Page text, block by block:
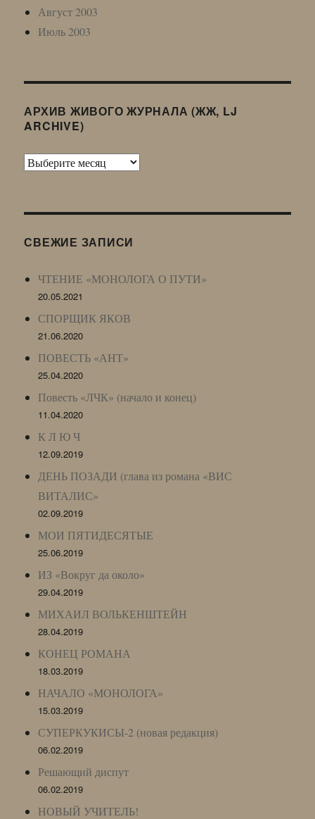
Август 2003
Июль 2003
АРХИВ ЖИВОГО ЖУРНАЛА (ЖЖ, LJ
ARCHIVE)
Архив
LJ
СВЕЖИЕ ЗАПИСИ
ЧТЕНИЕ «МОНОЛОГА О ПУТИ»
20.05.2021
СПОРЩИК ЯКОВ
21.06.2020
ПОВЕСТЬ «АНТ»
25.04.2020
Повесть «ЛЧК» (начало и конец)
11.04.2020
К Л Ю Ч
12.09.2019
ДЕНЬ ПОЗАДИ (глава из романа «ВИС
ВИТАЛИС»
02.09.2019
МОИ ПЯТИДЕСЯТЫЕ
25.06.2019
ИЗ «Вокруг да около»
29.04.2019
МИХАИЛ ВОЛЬКЕНШТЕЙН
28.04.2019
КОНЕЦ РОМАНА
18.03.2019
НАЧАЛО «МОНОЛОГА»
15.03.2019
СУПЕРКУКИСЫ-2 (новая редакция)
06.02.2019
Решающий диспут
06.02.2019
НОВЫЙ УЧИТЕЛЬ!